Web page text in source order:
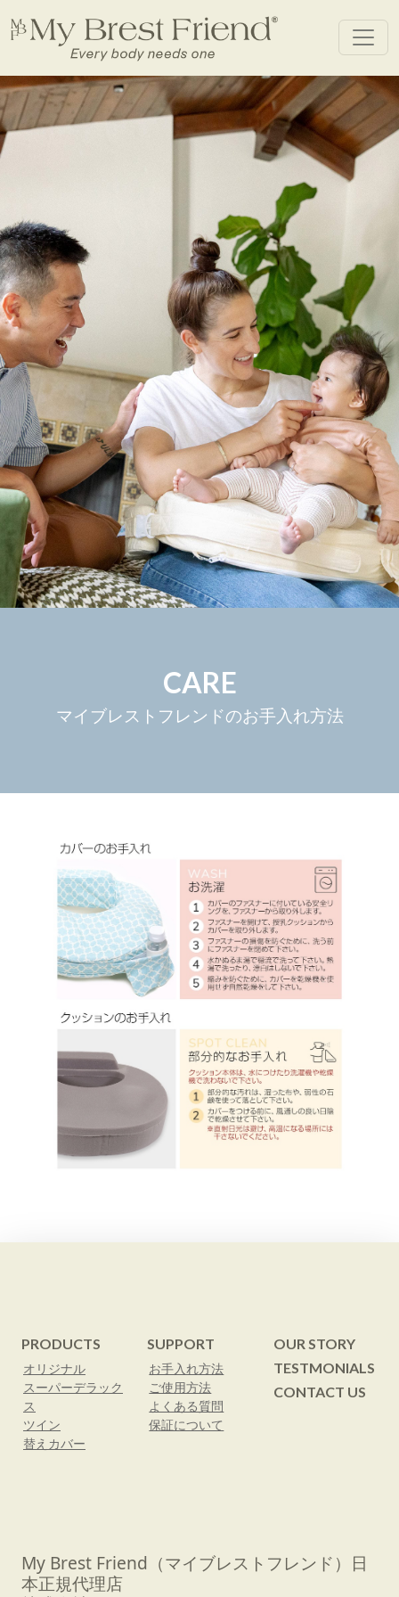
CARE
マイブレストフレンドのお手入れ方法
PRODUCTS
オリジナル
スーパーデラック
ス
ツイン
替えカバー
SUPPORT
お手入れ方法
ご使用方法
よくある質問
保証について
OUR STORY
TESTMONIALS
CONTACT US
My Brest Friend（マイブレストフレンド）日
本正規代理店